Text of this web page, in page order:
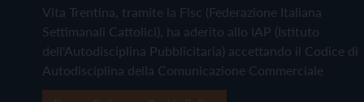
Vita Trentina, tramite la Fisc (Federazione Italiana
Settimanali Cattolici), ha aderito allo IAP (Istituto
dell'Autodisciplina Pubblicitaria) accettando il Codice di
Autodisciplina della Comunicazione Commerciale